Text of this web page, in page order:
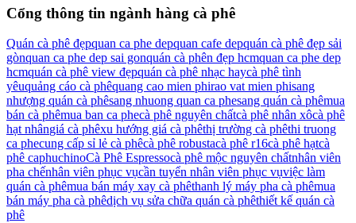
Cổng thông tin ngành hàng cà phê
Quán cà phê đẹpquan ca phe depquan cafe depquán cà phê đẹp sải
gònquan ca phe dep sai gonquán cà phên đẹp hcmquan ca phe dep
hcmquán cà phê view đẹpquán cà phê nhạc haycà phê tình
yêuquảng cáo cà phêquang cao mien phirao vat mien phisang
nhượng quán cà phêsang nhuong quan ca phesang quán cà phêmua
bán cà phêmua ban ca phecà phê nguyên chấtcà phê nhân xôcà phê
hạt nhângiá cà phêxu hướng giá cà phêthị trường cà phêthi truong
ca phecung cấp sỉ lẻ cà phêcà phê robustacà phê r16cà phê hạtcà
phê caphuchinoCà Phê Espressocà phê mộc nguyên chấtnhân viên
pha chếnhân viên phục vụcần tuyển nhân viên phục vụviệc làm
quán cà phêmua bán máy xay cà phêthanh lý máy pha cà phêmua
bán máy pha cà phêdịch vụ sửa chữa quán cà phêthiết kế quán cà
phê